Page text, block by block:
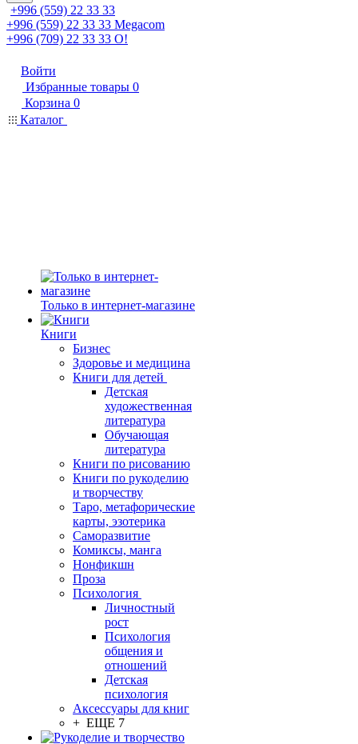
+996 (559) 22 33 33
+996 (559) 22 33 33 Megacom
+996 (709) 22 33 33 O!
Войти
Избранные товары 0
Корзина 0
Каталог
Только в интернет-магазине
Книги
Бизнес
Здоровье и медицина
Книги для детей
Детская
художественная
литература
Обучающая
литература
Книги по рисованию
Книги по рукоделию
и творчеству
Таро, метафорические
карты, эзотерика
Саморазвитие
Комиксы, манга
Нонфикшн
Проза
Психология
Личностный
рост
Психология
общения и
отношений
Детская
психология
Аксессуары для книг
+ ЕЩЕ 7